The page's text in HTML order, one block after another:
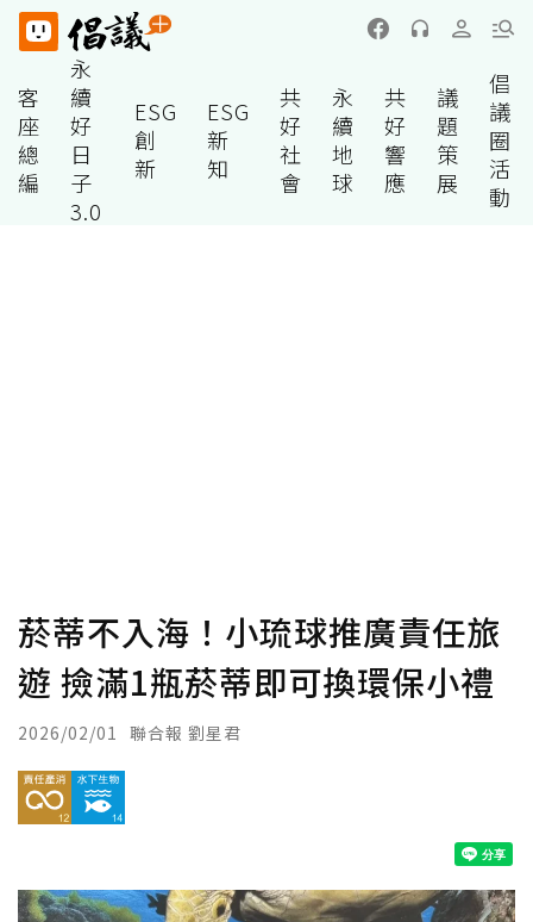
客
座
總
編
永
續
好
日
子
3.0
ESG
創
新
ESG
新
知
共
好
社
會
永
續
地
球
共
好
響
應
議
題
策
展
倡
議
圈
活
動
菸蒂不入海！小琉球推廣責任旅
遊 撿滿1瓶菸蒂即可換環保小禮
2026/02/01 聯合報 劉星君